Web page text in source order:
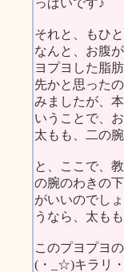
っぱいです♪
それと、もひ
なんと、お腹
ヨプヨした脂
先かと思った
みましたが、
いうことで、
太もも、二の
と、ここで、
の腕のわきの
がいいのでし
うなら、太も
このプヨプヨ
(・_☆)キラリ・